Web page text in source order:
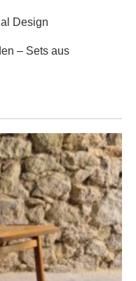
Design
– Sets aus